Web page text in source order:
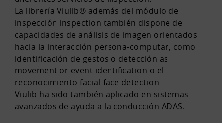
La librería Viulib® además del módulo de
inspección inspection también dispone de
capacidades de análisis de imagen orientados
hacia la interacción persona-computar, como
identificación de gestos o detección as
movement or event identification o el
reconocimiento facial face detection
Viulib ha sido también aplicado en sistemas
avanzados de ayuda a la conducción ADAS.